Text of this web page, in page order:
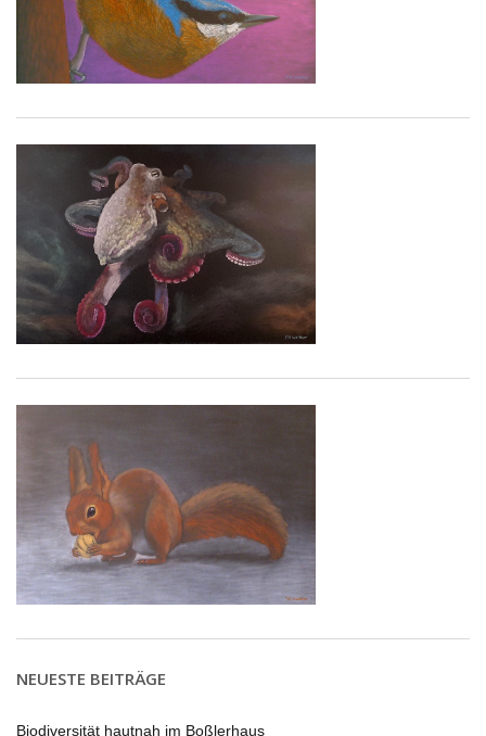
NEUESTE BEITRÄGE
Biodiversität hautnah im Boßlerhaus